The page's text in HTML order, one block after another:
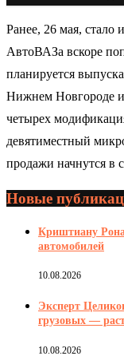
Ранее, 26 мая, стало
АвтоВАЗа вскоре
планируется
Нижнем Новгороде и
четырех
девятиместный
продажи начнутся в
Новые
Криштиану
автомобилей
10.08.2026
Эксперт
грузовых —
10.08.2026